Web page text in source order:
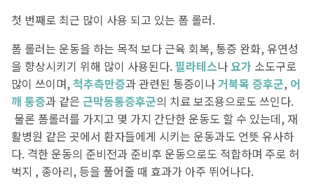
첫 번째로 최근 많이 사용 되고 있는 폼 롤러.
폼 롤러는 운동을 하는 목적 보다 근육 회복, 통증 완화, 유연성
을 향상시키기 위해 많이 사용된다. 필라테스나요가 소도구로
많이 쓰이며, 척추측만증과 관련된 통증이나거북목 증후군, 어
깨 통증과 같은 근막동통증후군의 치료 보조용으로도 쓰인다.
물론 폼롤러를 가지고 몇 가지 간단한 운동도 할 수 있는데, 재
활병원 같은 곳에서 환자들에게 시키는 운동과도 언뜻 유사하
다. 격한 운동의 준비전과 준비후 운동으로도 적합하며 주로 허
벅지 , 종아리, 등을 풀어줄 때 효과가 아주 뛰어나다.